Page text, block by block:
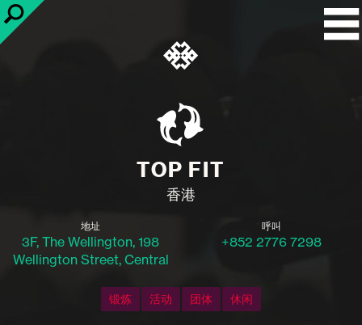
TOP FIT
香港
地址
3F, The Wellington, 198
Wellington Street, Central
呼叫
+852 2776 7298
锻炼 活动 团体 休闲